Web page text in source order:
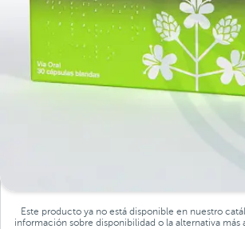
Este producto ya no está disponible en nuestro
información sobre disponibilidad o la alternativa más